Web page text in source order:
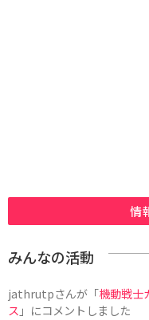
情
みんなの活動
jathrutpさんが「機動戦士
ス 」にコメントしました